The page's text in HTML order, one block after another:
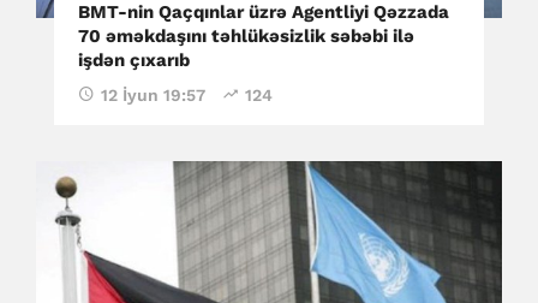
BMT-nin Qaçqınlar üzrə Agentliyi Qəzzada
70 əməkdaşını təhlükəsizlik səbəbi ilə
işdən çıxarıb
12 İyun 19:57 124